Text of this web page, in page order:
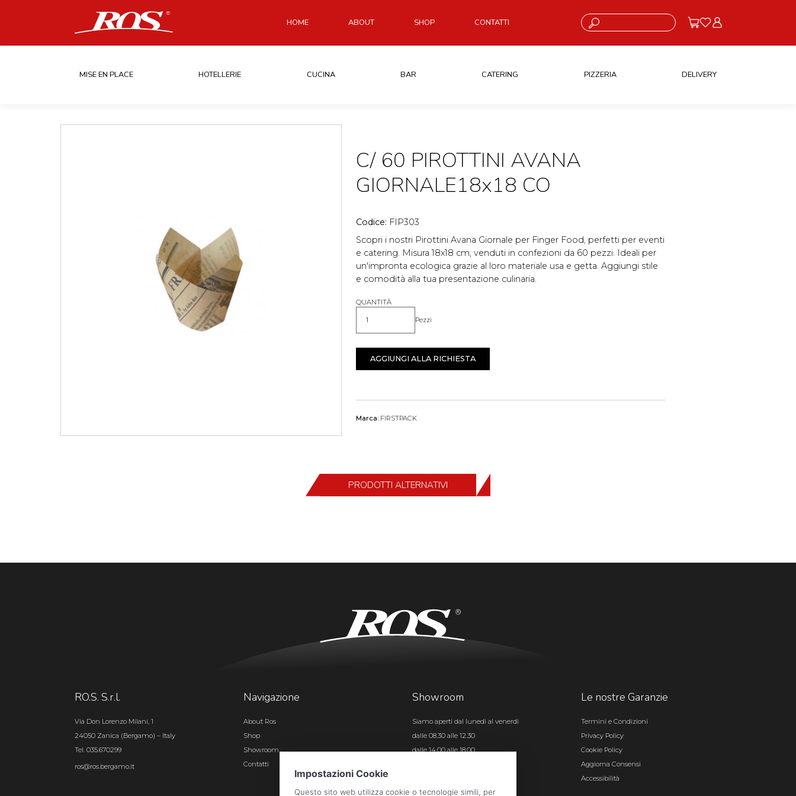
HOME ABOUT SHOP CONTATTI Cosa stai cercando?
MISE EN PLACE HOTELLERIE CUCINA BAR CATERING PIZZERIA DELIVERY
C/ 60 PIROTTINI AVANA
GIORNALE18x18 CO
Codice: FIP303
Scopri i nostri Pirottini Avana Giornale per Finger Food, perfetti per eventi
e catering. Misura 18x18 cm, venduti in confezioni da 60 pezzi. Ideali per
un'impronta ecologica grazie al loro materiale usa e getta. Aggiungi stile
e comodità alla tua presentazione culinaria.
QUANTITÀ
Quantità Pezzi
AGGIUNGI ALLA RICHIESTA
Marca: FIRSTPACK
PRODOTTI ALTERNATIVI
RO.S. S.r.l.
Via Don Lorenzo Milani, 1
24050 Zanica (Bergamo) – Italy
Tel. 035.670299
ros@ros.bergamo.it
Navigazione
About Ros
Shop
Showroom
Contatti
Showroom
Siamo aperti dal lunedì al venerdì
dalle 08.30 alle 12.30
dalle 14.00 alle 18.00
Le nostre Garanzie
Termini e Condizioni
Privacy Policy
Cookie Policy
Aggiorna Consensi
Accessibilità